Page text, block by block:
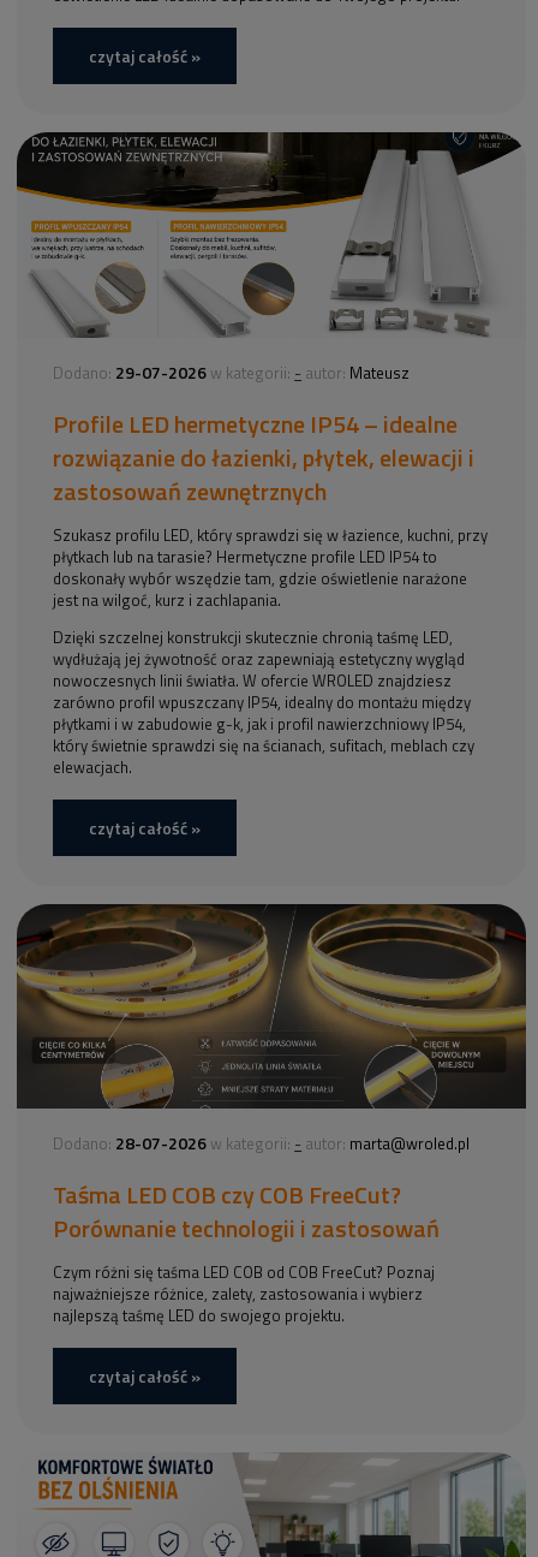
czytaj całość »
Dodano: 29-07-2026 w kategorii: - autor: Mateusz
Profile LED hermetyczne IP54 – idealne
rozwiązanie do łazienki, płytek, elewacji i
zastosowań zewnętrznych
Szukasz profilu LED, który sprawdzi się w łazience, kuchni, przy
płytkach lub na tarasie? Hermetyczne profile LED IP54 to
doskonały wybór wszędzie tam, gdzie oświetlenie narażone
jest na wilgoć, kurz i zachlapania.
Dzięki szczelnej konstrukcji skutecznie chronią taśmę LED,
wydłużają jej żywotność oraz zapewniają estetyczny wygląd
nowoczesnych linii światła. W ofercie WROLED znajdziesz
zarówno profil wpuszczany IP54, idealny do montażu między
płytkami i w zabudowie g-k, jak i profil nawierzchniowy IP54,
który świetnie sprawdzi się na ścianach, sufitach, meblach czy
elewacjach.
czytaj całość »
Dodano: 28-07-2026 w kategorii: - autor: marta@wroled.pl
Taśma LED COB czy COB FreeCut?
Porównanie technologii i zastosowań
Czym różni się taśma LED COB od COB FreeCut? Poznaj
najważniejsze różnice, zalety, zastosowania i wybierz
najlepszą taśmę LED do swojego projektu.
czytaj całość »